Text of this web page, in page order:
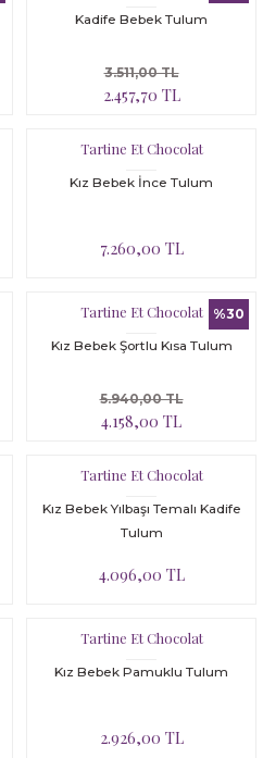
Kadife Bebek Tulum
2.457,70 TL
3.511,00 TL
Tartine Et Chocolat
Kız Bebek İnce Tulum
7.260,00 TL
%30
Tartine Et Chocolat
Kız Bebek Şortlu Kısa Tulum
4.158,00 TL
5.940,00 TL
Tartine Et Chocolat
Kız Bebek Yılbaşı Temalı Kadife
Tulum
4.096,00 TL
Tartine Et Chocolat
Kız Bebek Pamuklu Tulum
2.926,00 TL